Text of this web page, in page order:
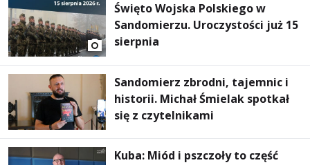
Święto Wojska Polskiego w
Sandomierzu. Uroczystości już 15
sierpnia
Sandomierz zbrodni, tajemnic i
historii. Michał Śmielak spotkał
się z czytelnikami
Kuba: Miód i pszczoły to część